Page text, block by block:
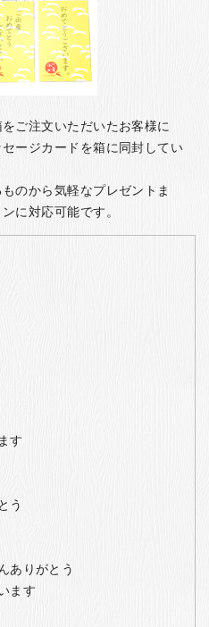
ご注文いただいたお客様に
ージカードを箱に同封してい
のから気軽なプレゼントま
に対応可能です。
す
う
ありがとう
ます